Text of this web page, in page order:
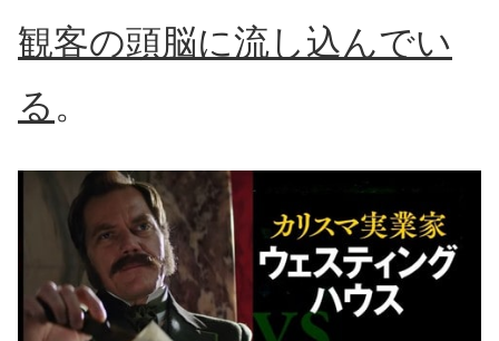
観客の頭脳に流し込んでい
る 。